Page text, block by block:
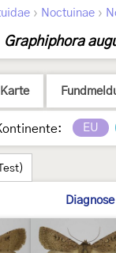
› Noctuinae ›
Graphiphora
Karte
EU
Diagnose